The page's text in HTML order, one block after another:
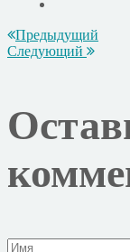
Предыдущий
Следующий